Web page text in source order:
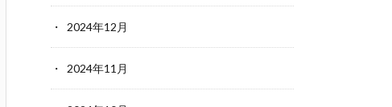
2024年12月
2024年11月